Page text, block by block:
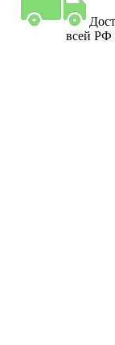
всей РФ